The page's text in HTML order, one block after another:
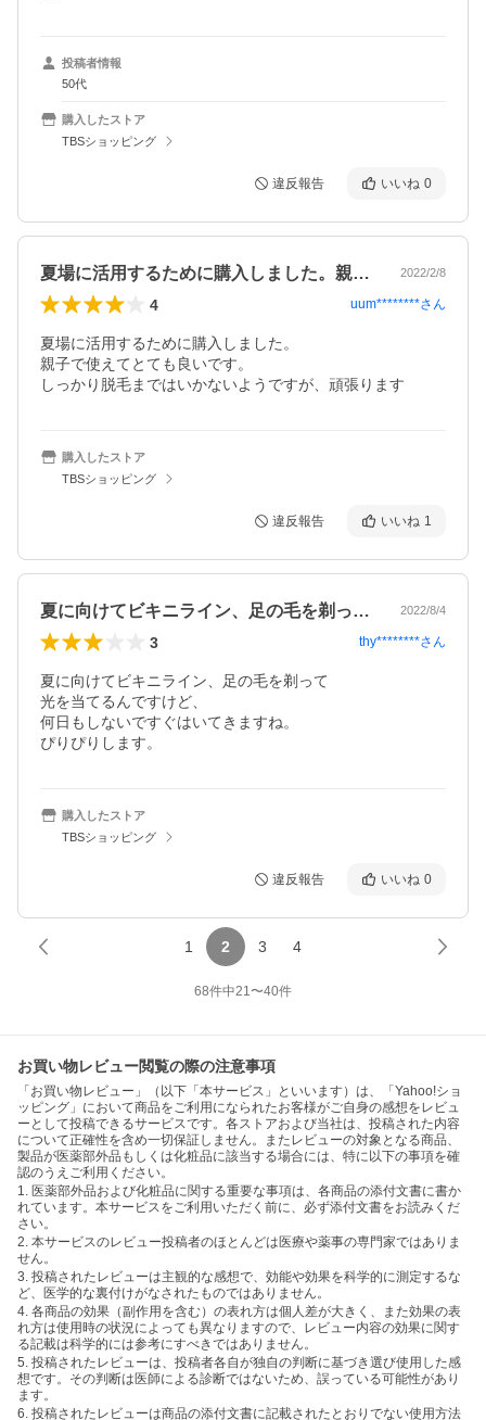
投稿者情報
50代
購入したストア
TBSショッピング
違反報告 いいね 0
夏場に活用するために購入しました。親子… 2022/2/8
4 uum********さん
夏場に活用するために購入しました。
親子で使えてとても良いです。
しっかり脱毛まではいかないようですが、頑張ります
購入したストア
TBSショッピング
違反報告 いいね 1
夏に向けてビキニライン、足の毛を剃って… 2022/8/4
3 thy********さん
夏に向けてビキニライン、足の毛を剃って
光を当てるんですけど、
何日もしないですぐはいてきますね。
ぴりぴりします。
購入したストア
TBSショッピング
違反報告 いいね 0
1 2 3 4
68件中21〜40件
お買い物レビュー閲覧の際の注意事項
「お買い物レビュー」（以下「本サービス」といいます）は、「Yahoo!ショ
ッピング」において商品をご利用になられたお客様がご自身の感想をレビュ
ーとして投稿できるサービスです。各ストアおよび当社は、投稿された内容
について正確性を含め一切保証しません。またレビューの対象となる商品、
製品が医薬部外品もしくは化粧品に該当する場合には、特に以下の事項を確
認のうえご利用ください。
1. 医薬部外品および化粧品に関する重要な事項は、各商品の添付文書に書か
れています。本サービスをご利用いただく前に、必ず添付文書をお読みくだ
さい。
2. 本サービスのレビュー投稿者のほとんどは医療や薬事の専門家ではありま
せん。
3. 投稿されたレビューは主観的な感想で、効能や効果を科学的に測定するな
ど、医学的な裏付けがなされたものではありません。
4. 各商品の効果（副作用を含む）の表れ方は個人差が大きく、また効果の表
れ方は使用時の状況によっても異なりますので、レビュー内容の効果に関す
る記載は科学的には参考にすべきではありません。
5. 投稿されたレビューは、投稿者各自が独自の判断に基づき選び使用した感
想です。その判断は医師による診断ではないため、誤っている可能性があり
ます。
6. 投稿されたレビューは商品の添付文書に記載されたとおりでない使用方法